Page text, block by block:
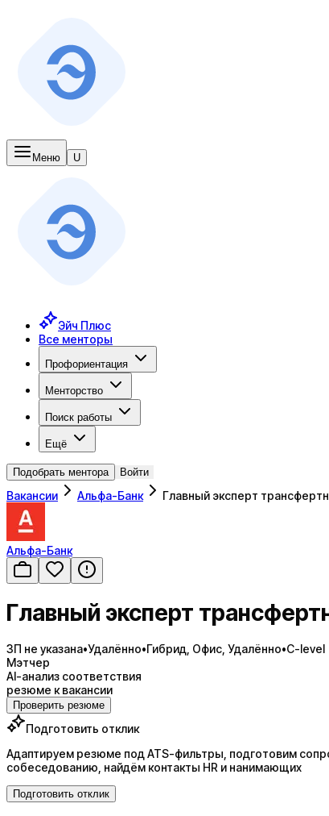
Меню U
Эйч Плюс
Все менторы
Профориентация
Менторство
Поиск работы
Ещё
Подобрать ментора Войти
Вакансии Альфа-Банк Главный эксперт
Альфа-Банк
Главный эксперт
ЗП не указана•Удалённо•Гибрид, Офис, Удалённо•C-level
Мэтчер
AI-анализ соответствия
резюме к вакансии
Проверить резюме
Подготовить отклик
Адаптируем резюме под ATS-фильтры, подготовим
собеседованию, найдём контакты HR и нанимающих
Подготовить отклик